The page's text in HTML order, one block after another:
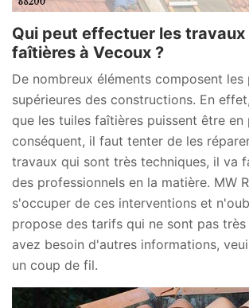
Qui peut effectuer les
faîtières à Vecoux ?
De nombreux éléments composent les
supérieures des constructions. En
que les tuiles faîtières puissent être en
conséquent, il faut tenter de les
travaux qui sont très techniques, il va
des professionnels en la matière. MW
s'occuper de ces interventions et
propose des tarifs qui ne sont pas très
avez besoin d'autres informations,
un coup de fil.